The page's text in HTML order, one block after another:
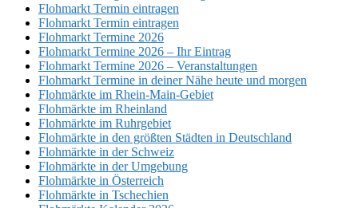
Flohmarkt Termin eintragen
Flohmarkt Termin eintragen
Flohmarkt Termine 2026
Flohmarkt Termine 2026 – Ihr Eintrag
Flohmarkt Termine 2026 – Veranstaltungen
Flohmarkt Termine in deiner Nähe heute und morgen
Flohmärkte im Rhein-Main-Gebiet
Flohmärkte im Rheinland
Flohmärkte im Ruhrgebiet
Flohmärkte in den größten Städten in Deutschland
Flohmärkte in der Schweiz
Flohmärkte in der Umgebung
Flohmärkte in Österreich
Flohmärkte in Tschechien